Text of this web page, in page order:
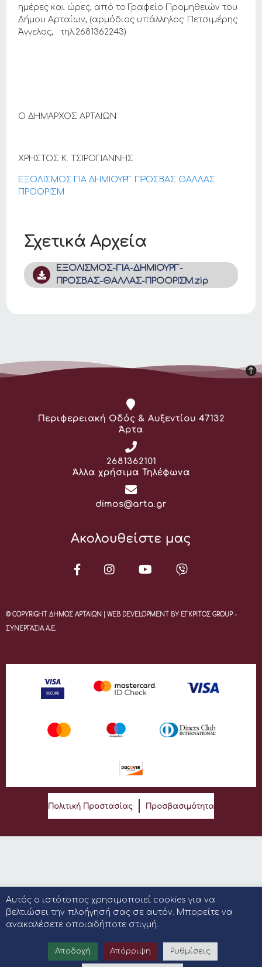
Σχετικά Αρχεία
ΕΞΟΛΙΣΜΟΣ-ΓΙΑ-ΔΗΜΙΟΥΡΓ-
ΠΡΟΣΒΑΣ-ΘΑΛΛΑΣ-ΠΡΟΟΡΙΣΜ.zip
ημέρες και ώρες, από το Γραφείο Προμηθειών του
Δήμου Αρταίων, (αρμόδιος υπάλληλος: Πετσιμέρης
Άγγελος, τηλ.2681362243)
Ο ΔΗΜΑΡΧΟΣ ΑΡΤΑΙΩΝ
ΧΡΗΣΤΟΣ Κ. ΤΣΙΡΟΓΙΑΝΝΗΣ
ΕΞΟΛΙΣΜΟΣ ΓΙΑ ΔΗΜΙΟΥΡΓ ΠΡΟΣΒΑΣ ΘΑΛΛΑΣ
ΠΡΟΟΡΙΣΜ
Διεύθυνση:
Περιφερειακή Οδός & Αυξεντίου 47132
Άρτα
Τηλέφωνο:
2681362101
Άλλα χρήσιμα Τηλέφωνα
Email:
dimos@arta.gr
Ακολουθείστε μας
© COPYRIGHT ΔΗΜΟΣ ΑΡΤΑΙΩΝ | WEB DEVELOPMENT BY ΕΓΚΡΙΤΟΣ GROUP -
ΣΥΝΕΡΓΑΣΙΑ Α.Ε.
Πολιτική Προστασίας Προσβασιμότητα
Αυτός ο ιστότοπος χρησιμοποιεί cookies για να
βελτιώσει την πλοήγησή σας σε αυτόν. Μπορείτε να
ανακαλέσετε οποιαδήποτε στιγμή.
Αποδοχή Απόρριψη Ρυθμίσεις